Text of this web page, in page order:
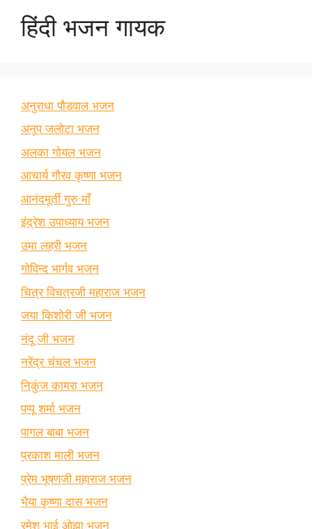
हिंदी भजन गायक
अनुराधा पौडवाल भजन
अनूप जलोटा भजन
अलका गोयल भजन
आचार्य गौरव कृष्णा भजन
आनंदमूर्ती गुरु माँ
इंद्रेश उपाध्याय भजन
उमा लहरी भजन
गोविन्द भार्गव भजन
चित्र विचत्रजी महाराज भजन
जया किशोरी जी भजन
नंदू जी भजन
नरेंद्र चंचल भजन
निकुंज कामरा भजन
पप्पू शर्मा भजन
पागल बाबा भजन
प्रकाश माली भजन
प्रेम भूषणजी महाराज भजन
भैया कृष्णा दास भजन
रमेश भाई ओझा भजन